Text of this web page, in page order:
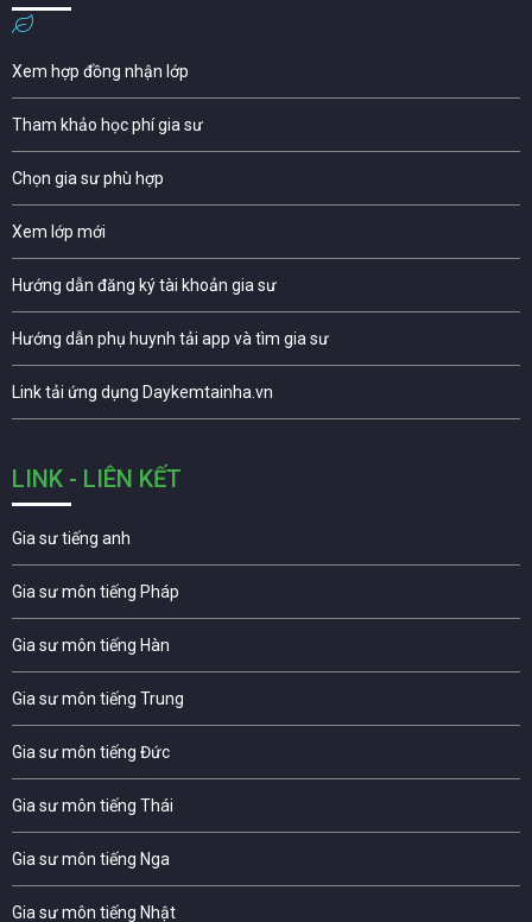
Xem hợp đồng nhận lớp
Tham khảo học phí gia sư
Chọn gia sư phù hợp
Xem lớp mới
Hướng dẫn đăng ký tài khoản gia sư
Hướng dẫn phụ huynh tải app và tìm gia sư
Link tải ứng dụng Daykemtainha.vn
LINK - LIÊN KẾT
Gia sư tiếng anh
Gia sư môn tiếng Pháp
Gia sư môn tiếng Hàn
Gia sư môn tiếng Trung
Gia sư môn tiếng Đức
Gia sư môn tiếng Thái
Gia sư môn tiếng Nga
Gia sư môn tiếng Nhật